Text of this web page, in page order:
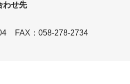
わせ先
FAX：058-278-2734